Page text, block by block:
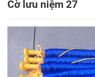
Cờ lưu niệm 27